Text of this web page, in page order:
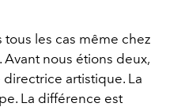
tous les cas même chez
nous étions deux,
artistique. La
La différence est